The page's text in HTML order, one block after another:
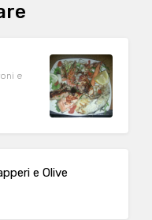
e
e Olive